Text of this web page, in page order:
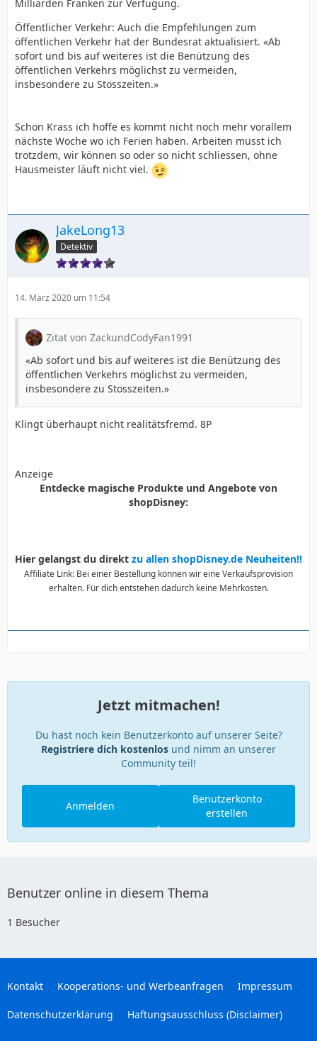
Milliarden Franken zur Verfügung.
Öffentlicher Verkehr: Auch die Empfehlungen zum
öffentlichen Verkehr hat der Bundesrat aktualisiert. «Ab
sofort und bis auf weiteres ist die Benützung des
öffentlichen Verkehrs möglichst zu vermeiden,
insbesondere zu Stosszeiten.»
Schon Krass ich hoffe es kommt nicht noch mehr vorallem
nächste Woche wo ich Ferien haben. Arbeiten musst ich
trotzdem, wir können so oder so nicht schliessen, ohne
Hausmeister läuft nicht viel.
JakeLong13
Detektiv
14. März 2020 um 11:54
Zitat von ZackundCodyFan1991
«Ab sofort und bis auf weiteres ist die Benützung des
öffentlichen Verkehrs möglichst zu vermeiden,
insbesondere zu Stosszeiten.»
Klingt überhaupt nicht realitätsfremd. 8P
Anzeige
Entdecke magische Produkte und Angebote von
shopDisney:
Hier gelangst du direkt zu allen shopDisney.de Neuheiten!!
Affiliate Link: Bei einer Bestellung können wir eine Verkaufsprovision
erhalten. Für dich entstehen dadurch keine Mehrkosten.
Jetzt mitmachen!
Du hast noch kein Benutzerkonto auf unserer Seite?
Registriere dich kostenlos und nimm an unserer
Community teil!
Benutzerkonto
erstellen
Anmelden
Benutzer online in diesem Thema
1 Besucher
Kontakt Kooperations- und Werbeanfragen Impressum
Datenschutzerklärung Haftungsausschluss (Disclaimer)